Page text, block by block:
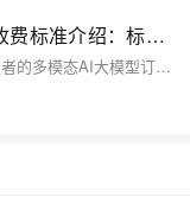
阿里云百炼Token Plan团队版产品与收费标准介绍：标准版198元、高级版698元，尊享版1398元
阿里云百炼Token Plan团队版是面向企业和开发者的多模态AI大模型订阅服务，以Credits为统一计量单位，支持文本生成与图像生成模型灵活切换，兼容主流AI编程与智能体工具。提供标准、高级、尊享三档包月套餐，多租户隔离确保高峰不排队，并承诺不使用对话数据训练模型，保障数据安全。超出套餐额度可购买共享用量包，消费可通过控制台和费用中心实时监控。适用于AI编程集成、智能体开发等场景。配合Qwen3.6发布低至4.5折优惠及先用后返最高200元活动，可助力用户灵活控制AI预算。